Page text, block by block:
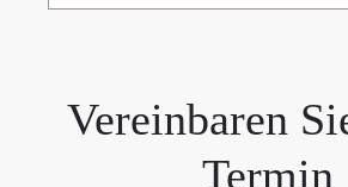
Vereinbaren
Termin